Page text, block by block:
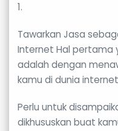
1.
Tawarkan Jasa
Internet Hal pertama
adalah dengan
kamu di dunia
Perlu untuk
dikhususkan buat